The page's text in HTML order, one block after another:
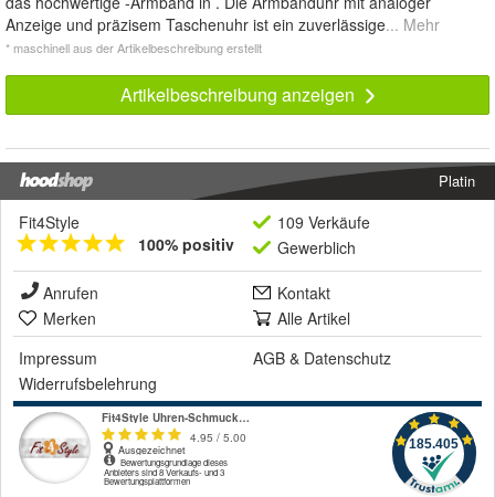
Anzeige und präzisem Taschenuhr ist ein zuverlässige... Mehr
* maschinell aus der Artikelbeschreibung erstellt
Artikelbeschreibung anzeigen
Platin
Fit4Style
100% positiv
109 Verkäufe
Gewerblich
Anrufen
Kontakt
Merken
Alle Artikel
Impressum
AGB & Datenschutz
Widerrufsbelehrung